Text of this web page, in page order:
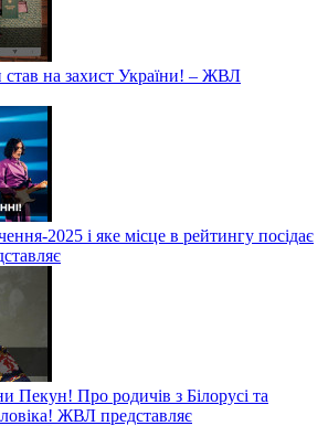
став на захист України! – ЖВЛ
2025 і яке місце в рейтингу посідає
Пекун! Про родичів з Білорусі та
ЖВЛ представляє